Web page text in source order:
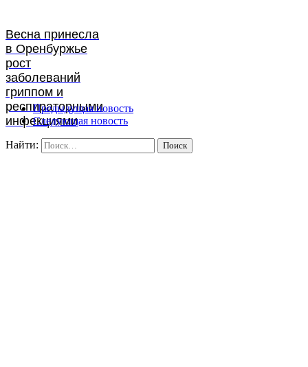
Весна принесла
в Оренбуржье
рост
заболеваний
гриппом и
респираторными
инфекциями
Предыдущая новость
Следующая новость
Найти: